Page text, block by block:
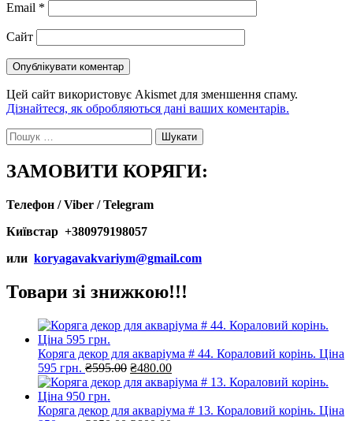
Email *
Сайт
Цей сайт використовує Akismet для зменшення спаму.
Дізнайтеся, як обробляються дані ваших коментарів.
Пошук:
ЗАМОВИТИ КОРЯГИ:
Телефон / Viber / Telegram
Київстар +380979198057
или koryagavakvariym@gmail.com
Товари зі знижкою!!!
Коряга декор для акваріума # 44. Кораловий корінь. Ціна
595 грн. ₴595.00 Оригінальна
ціна:
₴480.00Поточна
ціна:
Коряга декор для акваріума # 13. Кораловий корінь. Ціна